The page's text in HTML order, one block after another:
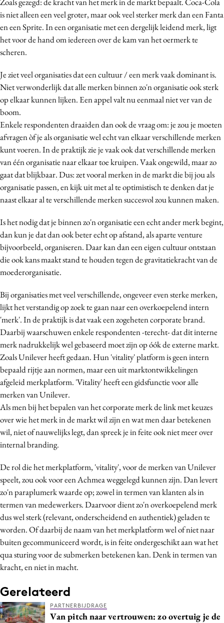
is niet alleen een veel groter, maar ook veel sterker merk dan een Fanta
en een Sprite. In een organisatie met een dergelijk leidend merk, ligt
het voor de hand om iedereen over de kam van het oermerk te
scheren.
Je ziet veel organisaties dat een cultuur / een merk vaak dominant is.
Niet verwonderlijk dat alle merken binnen zo'n organisatie ook sterk
op elkaar kunnen lijken. Een appel valt nu eenmaal niet ver van de
boom.
Enkele respondenten draaiden dan ook de vraag om: je zou je moeten
afvragen òf je als organisatie wel echt van elkaar verschillende merken
kunt voeren. In de praktijk zie je vaak ook dat verschillende merken
van één organisatie naar elkaar toe kruipen. Vaak ongewild, maar zo
gaat dat blijkbaar. Dus: zet vooral merken in de markt die bij jou als
organisatie passen, en kijk uit met al te optimistisch te denken dat je
naast elkaar al te verschillende merken succesvol zou kunnen maken.
Is het nodig dat je binnen zo'n organisatie een echt ander merk begint,
dan kun je dat dan ook beter echt op afstand, als aparte venture
bijvoorbeeld, organiseren. Daar kan dan een eigen cultuur ontstaan
die ook kans maakt stand te houden tegen de gravitatiekracht van de
moederorganisatie.
Bij organisaties met veel verschillende, ongeveer even sterke merken,
lijkt het verstandig op zoek te gaan naar een overkoepelend intern
'merk'. In de praktijk is dat vaak een zogeheten corporate brand.
Daarbij waarschuwen enkele respondenten -terecht- dat dit interne
merk nadrukkelijk wel gebaseerd moet zijn op óók de externe markt.
Zoals Unilever heeft gedaan. Hun 'vitality' platform is geen intern
bepaald rijtje aan normen, maar een uit marktontwikkelingen
afgeleid merkplatform. 'Vitality' heeft een gidsfunctie voor alle
merken van Unilever.
Als men bij het bepalen van het corporate merk de link met keuzes
over wie het merk in de markt wil zijn en wat men daar betekenen
wil, niet of nauwelijks legt, dan spreek je in feite ook niet meer over
internal branding.
De rol die het merkplatform, 'vitality', voor de merken van Unilever
speelt, zou ook voor een Achmea weggelegd kunnen zijn. Dan levert
zo'n paraplumerk waarde op; zowel in termen van klanten als in
termen van medewerkers. Daarvoor dient zo'n overkoepelend merk
dus wel sterk (relevant, onderscheidend en authentiek) geladen te
worden. Of daarbij de naam van het merkplatform wel of niet naar
buiten gecommuniceerd wordt, is in feite ondergeschikt aan wat het
qua sturing voor de submerken betekenen kan. Denk in termen van
kracht, en niet in macht.
Gerelateerd
PARTNERBIJDRAGE
Van pitch naar vertrouwen: zo overtuig je de